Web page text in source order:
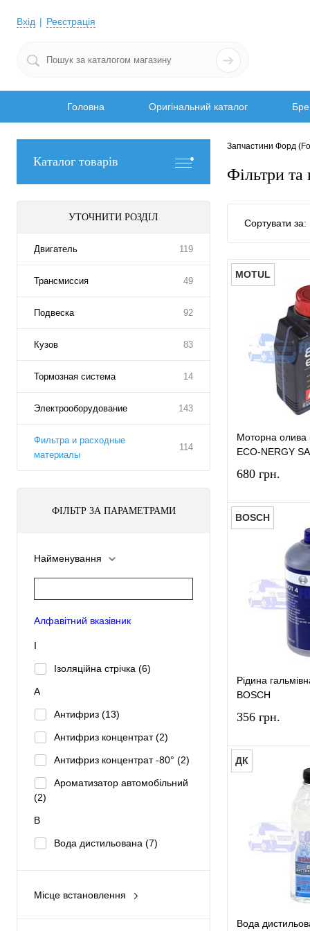
Вхід Реєстрація
Головна Оригінальний каталог
Каталог товарів
УТОЧНИТИ РОЗДІЛ
Двигатель 119
Трансмиссия 49
Подвеска 92
Кузов 83
Тормозная система 14
Электрооборудование 143
Фильтра и расходные
материалы
114
ФІЛЬТР ЗА ПАРАМЕТРАМИ
Найменування
Алфавітний вказівник
І
Ізоляційна стрічка (6)
А
Антифриз (13)
Антифриз концентрат(2)
Антифриз концентрат -80° (2)
Ароматизатор автомобільний
(2)
В
Вода дистильована (7)
Місце встановлення
Запчастини Форд
Фільтри та
Сортувати за:
MOTUL
Моторна олива
ECO-NERGY
680 грн.
Купити в 1
У вибране
BOSCH
Рідина
BOSCH
356 грн.
У вибране
ДК
Вода